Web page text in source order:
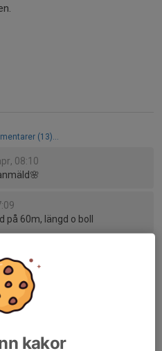
(13)...
08:10
på 60m, längd o boll
07:41
kakor